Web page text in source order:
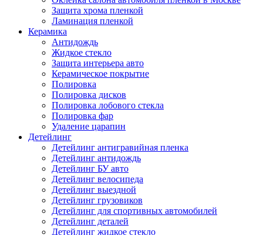
Защита хрома пленкой
Ламинация пленкой
Керамика
Антидождь
Жидкое стекло
Защита интерьера авто
Керамическое покрытие
Полировка
Полировка дисков
Полировка лобового стекла
Полировка фар
Удаление царапин
Детейлинг
Детейлинг антигравийная пленка
Детейлинг антидождь
Детейлинг БУ авто
Детейлинг велосипеда
Детейлинг выездной
Детейлинг грузовиков
Детейлинг для спортивных автомобилей
Детейлинг деталей
Детейлинг жидкое стекло